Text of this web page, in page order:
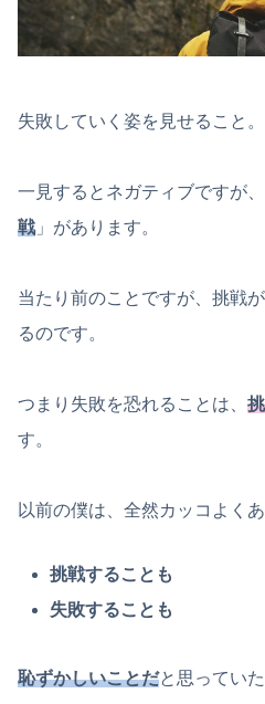
失敗していく姿を見せること。
一見するとネガティブですが
戦」があります。
当たり前のことですが、挑戦
るのです。
つまり失敗を恐れることは、
す。
以前の僕は、全然カッコよく
挑戦することも
失敗することも
恥ずかしいことだと思っていた